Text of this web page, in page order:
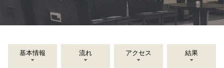
基本情報 流れ アクセス 結果